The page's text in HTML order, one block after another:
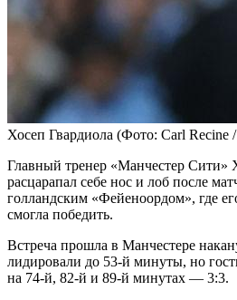
Хосеп Гвардиола (Фото: Carl Recine
Главный тренер «Манчестер Сити»
расцарапал себе нос и лоб после
голландским «Фейеноордом», где
смогла победить.
Встреча прошла в Манчестере
лидировали до 53-й минуты, но
на 74-й, 82-й и 89-й минутах — 3:3.